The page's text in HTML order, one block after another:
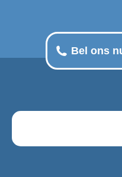
Bel ons